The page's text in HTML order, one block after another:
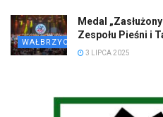
WAŁBRZYCH
Medal
Zespołu Pieśni i
3 LIPCA 2025